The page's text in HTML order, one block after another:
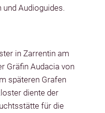
und Audioguides.
in Zarrentin am
Gräfin Audacia von
späteren Grafen
diente der
für die